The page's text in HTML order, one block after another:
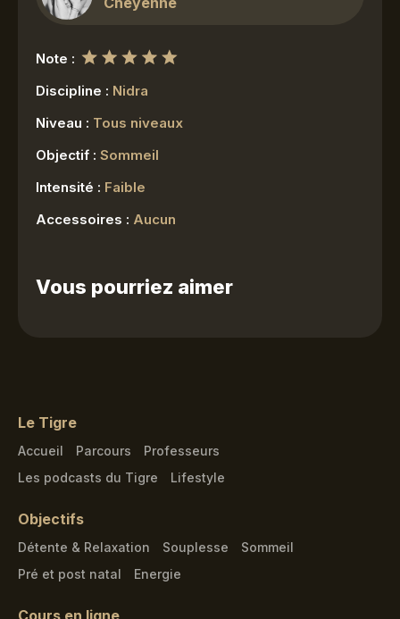
Note :
Discipline : Nidra
Niveau : Tous niveaux
Objectif : Sommeil
Intensité : Faible
Accessoires : Aucun
Vous pourriez aimer
Le Tigre
Accueil Parcours
Professeurs
Les podcasts du Tigre
Lifestyle
Objectifs
Détente & Relaxation Souplesse
Sommeil
Pré et post natal
Energie
Cours en ligne